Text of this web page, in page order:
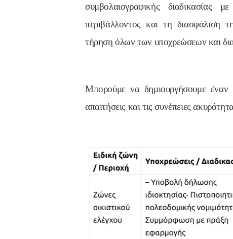
συμβολαιογραφικής διαδικασίας
περιβάλλοντος και τη διασφάλιση
τήρηση όλων των υποχρεώσεων και
Μπορούμε να δημιουργήσουμε έναν
απαιτήσεις και τις συνέπειες